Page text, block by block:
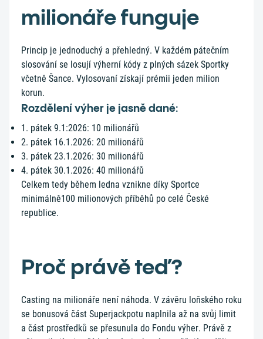
milionáře funguje
Princip je jednoduchý a přehledný. V každém pátečním
slosování se losují výherní kódy z plných sázek Sportky
včetně Šance. Vylosovaní získají prémii jeden milion
korun.
Rozdělení výher je jasně dané:
1. pátek 9.1:2026: 10 milionářů
2. pátek 16.1.2026: 20 milionářů
3. pátek 23.1.2026: 30 milionářů
4. pátek 30.1.2026: 40 milionářů
Celkem tedy během ledna vznikne díky Sportce
minimálně100 milionových příběhů po celé České
republice.
Proč právě teď?
Casting na milionáře není náhoda. V závěru loňského roku
se bonusová část Superjackpotu naplnila až na svůj limit
a část prostředků se přesunula do Fondu výher. Právě z